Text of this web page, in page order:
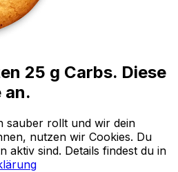
25 g Carbs. Diese
an.
sauber rollt und wir dein
nutzen wir Cookies. Du
aktiv sind. Details findest du in